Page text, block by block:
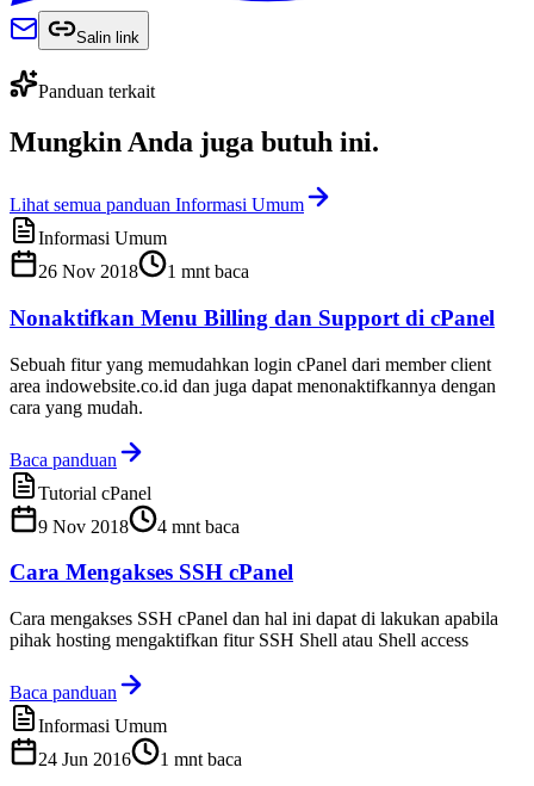
Salin link
Panduan terkait
Mungkin Anda juga butuh ini.
Lihat semua panduan Informasi Umum
Informasi Umum
26 Nov 2018
1 mnt baca
Nonaktifkan Menu Billing dan Support di cPanel
Sebuah fitur yang memudahkan login cPanel dari member client
area indowebsite.co.id dan juga dapat menonaktifkannya dengan
cara yang mudah.
Baca panduan
Tutorial cPanel
9 Nov 2018
4 mnt baca
Cara Mengakses SSH cPanel
Cara mengakses SSH cPanel dan hal ini dapat di lakukan apabila
pihak hosting mengaktifkan fitur SSH Shell atau Shell access
Baca panduan
Informasi Umum
24 Jun 2016
1 mnt baca